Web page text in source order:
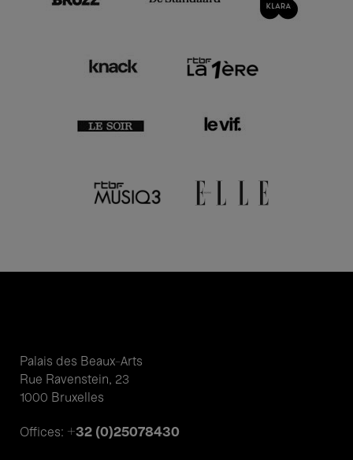
Palais des Beaux-Arts
Rue Ravenstein, 23
1000 Bruxelles
Offices: +32 (0)25078430